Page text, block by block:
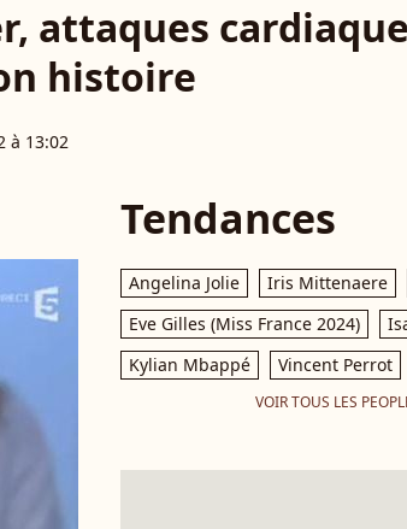
attaques
histoire
à 13:02
Tendances
Angelina Jolie Iris Mittenaere
Eve Gilles (Miss France 2024)
Kylian Mbappé
Vincent Perrot
VOIR TOUS LES